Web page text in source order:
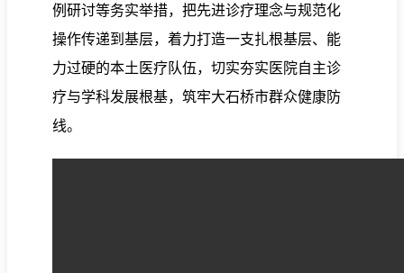
例研讨等务实举措，把先进诊疗理念与规范化
操作传递到基层，着力打造一支扎根基层、能
力过硬的本土医疗队伍，切实夯实医院自主诊
疗与学科发展根基，筑牢大石桥市群众健康防
线。